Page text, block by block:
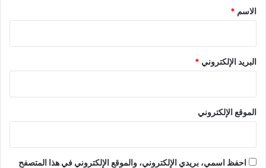
*
الاسم *
البريد الإلكتروني *
الموقع الإلكتروني
احفظ اسمي، بريدي الإلكتروني، والموقع الإلكتروني في هذا المتصفح